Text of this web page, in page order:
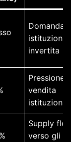
Domanda
invertita
Pressione
vendita
Supply
verso gli